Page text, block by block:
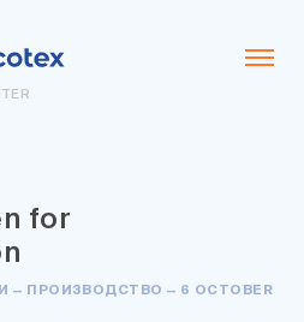
for
ПРОИЗВОДСТВО — 6 OCTOBER